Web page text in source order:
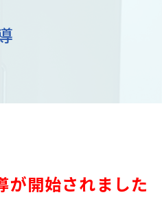
が開始されました